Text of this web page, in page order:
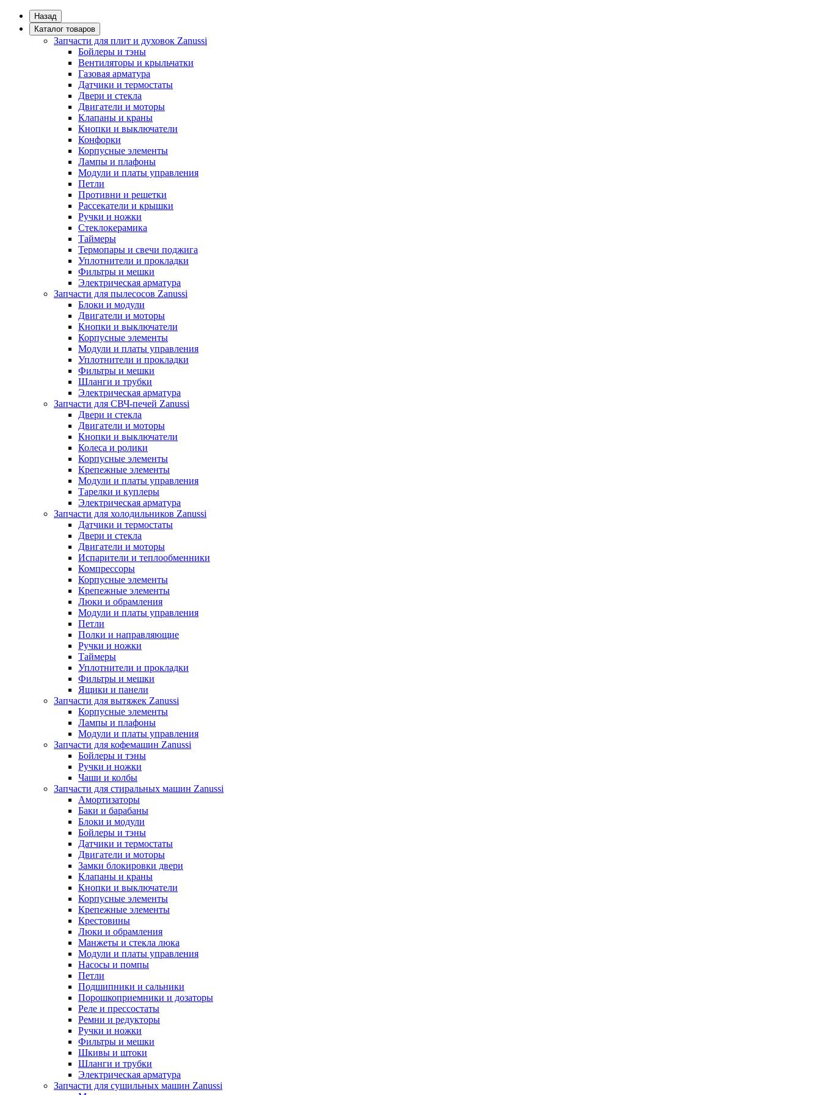
Назад
Каталог товаров
Запчасти для плит и духовок Zanussi
Бойлеры и тэны
Вентиляторы и крыльчатки
Газовая арматура
Датчики и термостаты
Двери и стекла
Двигатели и моторы
Клапаны и краны
Кнопки и выключатели
Конфорки
Корпусные элементы
Лампы и плафоны
Модули и платы управления
Петли
Противни и решетки
Рассекатели и крышки
Ручки и ножки
Стеклокерамика
Таймеры
Термопары и свечи поджига
Уплотнители и прокладки
Фильтры и мешки
Электрическая арматура
Запчасти для пылесосов Zanussi
Блоки и модули
Двигатели и моторы
Кнопки и выключатели
Корпусные элементы
Модули и платы управления
Уплотнители и прокладки
Фильтры и мешки
Шланги и трубки
Электрическая арматура
Запчасти для СВЧ-печей Zanussi
Двери и стекла
Двигатели и моторы
Кнопки и выключатели
Колеса и ролики
Корпусные элементы
Крепежные элементы
Модули и платы управления
Тарелки и куплеры
Электрическая арматура
Запчасти для холодильников Zanussi
Датчики и термостаты
Двери и стекла
Двигатели и моторы
Испарители и теплообменники
Компрессоры
Корпусные элементы
Крепежные элементы
Люки и обрамления
Модули и платы управления
Петли
Полки и направляющие
Ручки и ножки
Таймеры
Уплотнители и прокладки
Фильтры и мешки
Ящики и панели
Запчасти для вытяжек Zanussi
Корпусные элементы
Лампы и плафоны
Модули и платы управления
Запчасти для кофемашин Zanussi
Бойлеры и тэны
Ручки и ножки
Чаши и колбы
Запчасти для стиральных машин Zanussi
Амортизаторы
Баки и барабаны
Блоки и модули
Бойлеры и тэны
Датчики и термостаты
Двигатели и моторы
Замки блокировки двери
Клапаны и краны
Кнопки и выключатели
Корпусные элементы
Крепежные элементы
Крестовины
Люки и обрамления
Манжеты и стекла люка
Модули и платы управления
Насосы и помпы
Петли
Подшипники и сальники
Порошкоприемники и дозаторы
Реле и прессостаты
Ремни и редукторы
Ручки и ножки
Фильтры и мешки
Шкивы и штоки
Шланги и трубки
Электрическая арматура
Запчасти для сушильных машин Zanussi